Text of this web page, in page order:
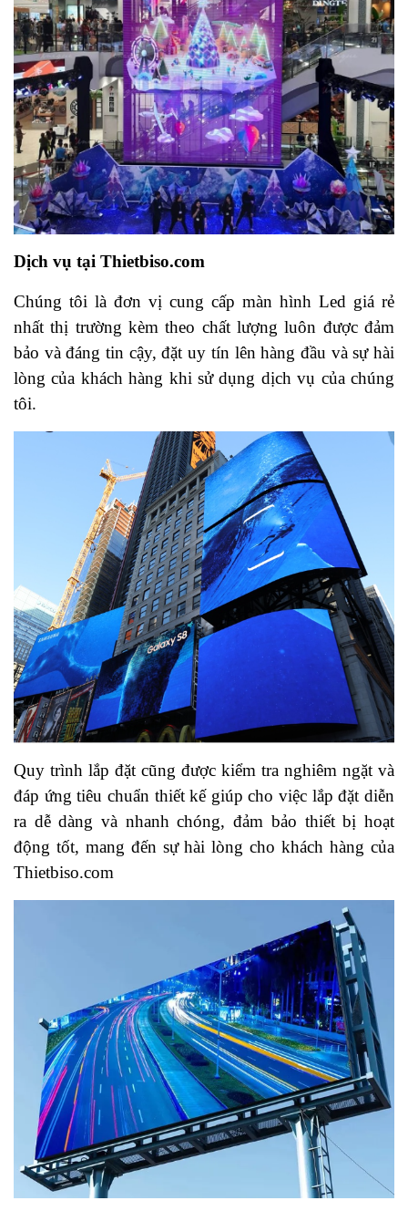
Dịch vụ tại Thietbiso.com
Chúng tôi là đơn vị cung cấp màn hình Led giá rẻ
nhất thị trường kèm theo chất lượng luôn được đảm
bảo và đáng tin cậy, đặt uy tín lên hàng đầu và sự hài
lòng của khách hàng khi sử dụng dịch vụ của chúng
tôi.
Quy trình lắp đặt cũng được kiểm tra nghiêm ngặt và
đáp ứng tiêu chuẩn thiết kế giúp cho việc lắp đặt diễn
ra dễ dàng và nhanh chóng, đảm bảo thiết bị hoạt
động tốt, mang đến sự hài lòng cho khách hàng của
Thietbiso.com